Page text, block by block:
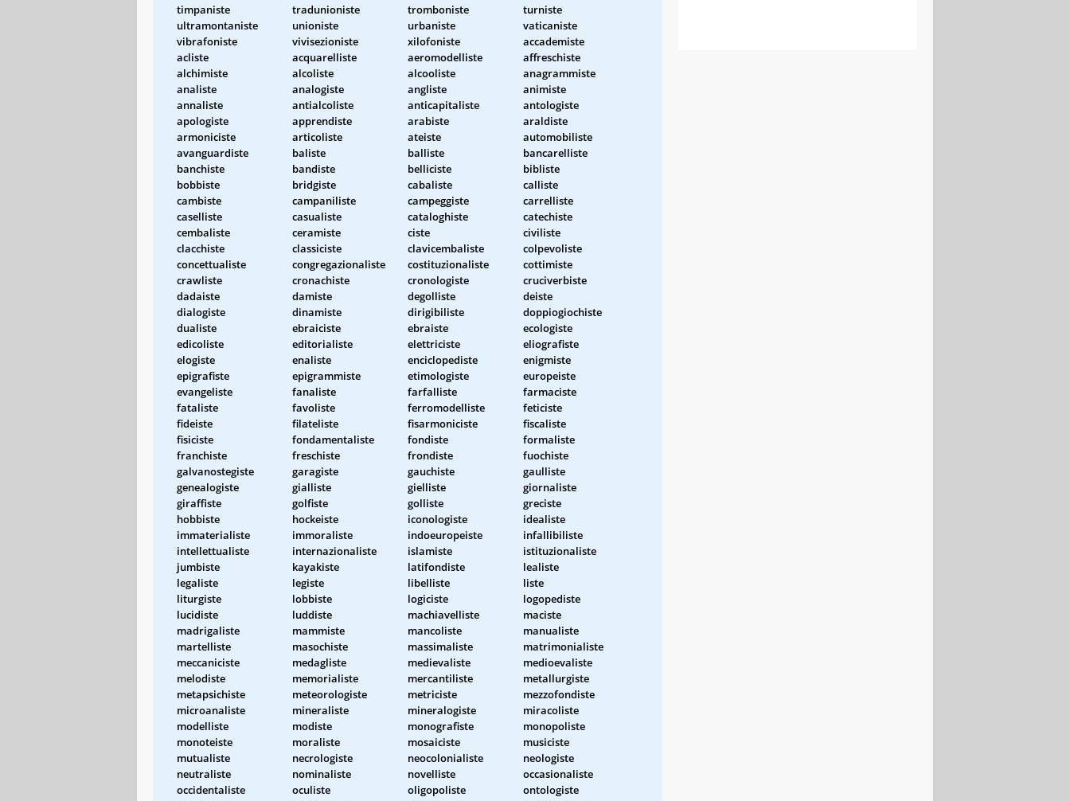
timpaniste
tradunioniste tromboniste
turniste
ultramontaniste
unioniste urbaniste
vaticaniste
vibrafoniste
vivisezioniste xilofoniste
accademiste
acliste
acquarelliste aeromodelliste
affreschiste
alchimiste
alcoliste alcooliste
anagrammiste
analiste
analogiste angliste
animiste
annaliste
antialcoliste anticapitaliste
antologiste
apologiste
apprendiste arabiste
araldiste
armoniciste
articoliste ateiste
automobiliste
avanguardiste
baliste balliste
bancarelliste
banchiste
bandiste belliciste
bibliste
bobbiste
bridgiste cabaliste
calliste
cambiste
campaniliste campeggiste
carrelliste
caselliste
casualiste cataloghiste
catechiste
cembaliste
ceramiste ciste
civiliste
clacchiste
classiciste clavicembaliste
colpevoliste
concettualiste
congregazionaliste costituzionaliste
cottimiste
crawliste
cronachiste cronologiste
cruciverbiste
dadaiste
damiste degolliste
deiste
dialogiste
dinamiste dirigibiliste
doppiogiochiste
dualiste
ebraiciste ebraiste
ecologiste
edicoliste
editorialiste elettriciste
eliografiste
elogiste
enaliste enciclopediste
enigmiste
epigrafiste
epigrammiste etimologiste
europeiste
evangeliste
fanaliste farfalliste
farmaciste
fataliste
favoliste ferromodelliste
feticiste
fideiste
filateliste fisarmoniciste
fiscaliste
fisiciste
fondamentaliste fondiste
formaliste
franchiste
freschiste frondiste
fuochiste
galvanostegiste
garagiste gauchiste
gaulliste
genealogiste
gialliste gielliste
giornaliste
giraffiste
golfiste golliste
greciste
hobbiste
hockeiste iconologiste
idealiste
immaterialiste
immoraliste indoeuropeiste
infallibiliste
intellettualiste
internazionaliste islamiste
istituzionaliste
jumbiste
kayakiste latifondiste
lealiste
legaliste
legiste libelliste
liste
liturgiste
lobbiste logiciste
logopediste
lucidiste
luddiste machiavelliste
maciste
madrigaliste
mammiste mancoliste
manualiste
martelliste
masochiste massimaliste
matrimonialiste
meccaniciste
medagliste medievaliste
medioevaliste
melodiste
memorialiste mercantiliste
metallurgiste
metapsichiste
meteorologiste metriciste
mezzofondiste
microanaliste
mineraliste mineralogiste
miracoliste
modelliste
modiste monografiste
monopoliste
monoteiste
moraliste mosaiciste
musiciste
mutualiste
necrologiste neocolonialiste
neologiste
neutraliste
nominaliste novelliste
occasionaliste
occidentaliste
oculiste oligopoliste
ontologiste